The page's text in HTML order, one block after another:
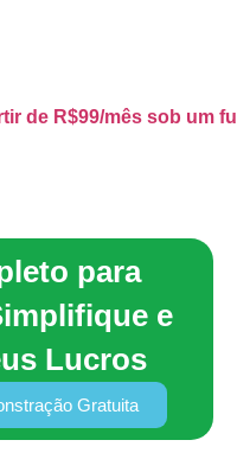
para
e
Lucros
Gratuita